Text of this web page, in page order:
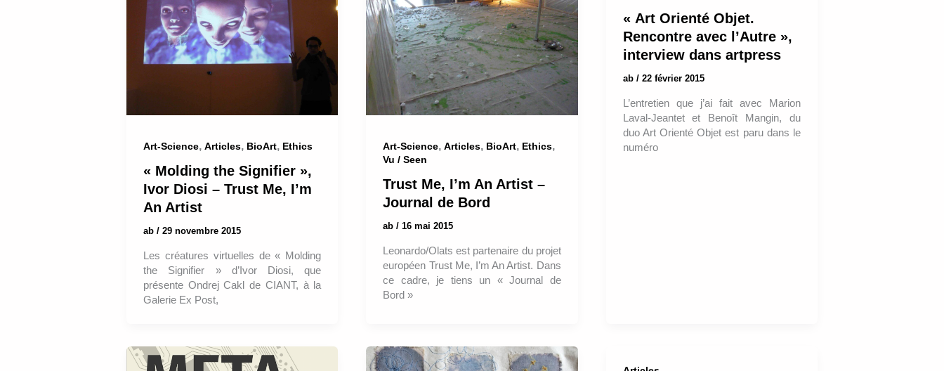
Art-Science, Articles, BioArt, Ethics
« Molding the Signifier »,
Ivor Diosi – Trust Me, I’m
An Artist
ab / 29 novembre 2015
Les créatures virtuelles de « Molding
the Signifier » d’Ivor Diosi, que
présente Ondrej Cakl de CIANT, à la
Galerie Ex Post,
Art-Science,Articles, BioArt, Ethics,
Vu / Seen
Trust Me, I’m An Artist –
Journal de Bord
ab/16 mai 2015
Leonardo/Olats est partenaire du projet
européen Trust Me, I’m An Artist. Dans
ce cadre, je tiens un « Journal de
Bord »
« Art Orienté Objet.
Rencontre avec l’Autre »,
interview dans artpress
ab / 22 février 2015
L’entretien que j’ai fait avec Marion
Laval-Jeantet et Benoît Mangin, du
duo Art Orienté Objet est paru dans le
numéro